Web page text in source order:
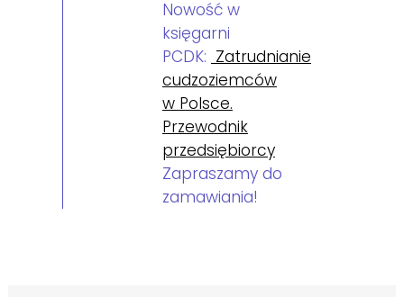
Nowość w
księgarni
PCDK: Zatrudnianie
cudzoziemców
w Polsce.
Przewodnik
przedsiębiorcy
Zapraszamy do
zamawiania!